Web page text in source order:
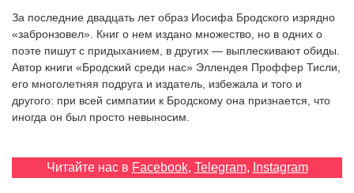
За последние двадцать лет образ Иосифа Бродского изрядно
«забронзовел». Книг о нем издано множество, но в одних о
поэте пишут с придыханием, в других — выплескивают обиды.
Автор книги «Бродский среди нас» Эллендея Проффер Тисли,
его многолетняя подруга и издатель, избежала и того и
другого: при всей симпатии к Бродскому она признается, что
иногда он был просто невыносим.
Читайте нас в Facebook, Telegram, Instagram